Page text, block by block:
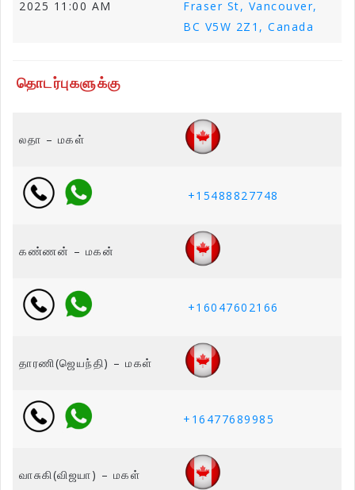
2025 11:00 AM
Fraser St, Vancouver,
BC V5W 2Z1, Canada
தொடர்புகளுக்கு
லதா – மகள்
+15488827748
கண்ணன் – மகன்
+16047602166
தாரணி(ஜெயந்தி) – மகள்
+16477689985
வாசுகி(விஜயா) – மகள்